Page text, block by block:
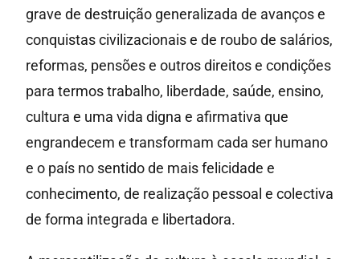
grave de destruição generalizada de avanços e
conquistas civilizacionais e de roubo de salários,
reformas, pensões e outros direitos e condições
para termos trabalho, liberdade, saúde, ensino,
cultura e uma vida digna e afirmativa que
engrandecem e transformam cada ser humano
e o país no sentido de mais felicidade e
conhecimento, de realização pessoal e colectiva
de forma integrada e libertadora.